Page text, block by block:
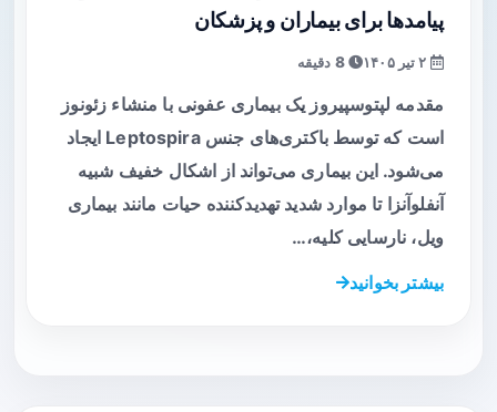
پیامدها برای بیماران و پزشکان
8 دقیقه
مقدمه لپتوسپیروز یک بیماری عفونی با منشاء زئونوز
است که توسط باکتری‌های جنس Leptospira ایجاد
می‌شود. این بیماری می‌تواند از اشکال خفیف شبیه
آنفلوآنزا تا موارد شدید تهدیدکننده حیات مانند بیماری
ویل، نارسایی کلیه،…
بیشتر بخوانید